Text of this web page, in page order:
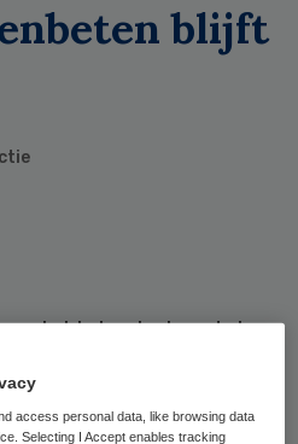
blijft
tekenbeten dat
access personal data, like browsing data
Selecting I Accept enables tracking